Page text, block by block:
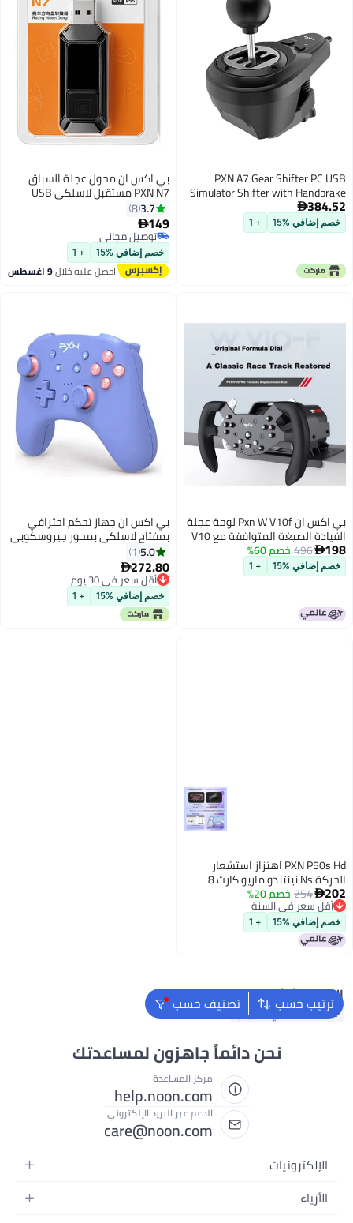
PXN A7 Gear Shifter PC USB
Simulator Shifter with Handbrake
Button and Shift Button for High
Low Gear Universal 61 Shifter
Includes DINUSB DINRJ11 DINDIN
Lite Racing Wheels for PC
384.52
خصم إضافي %15 + 1
بي اكس ان محول عجلة السباق
PXN N7 مستقبل لاسلكي USB
2 / V99 عجلة القيادة
3.7
8
149
توصيل مجاني
توصيل مجاني
خصم إضافي %15 + 1
احصل عليه خلال9 اغسطس
بي اكس ان Pxn W V10f لوحة عجلة
القيادة الصيغة المتوافقة مع V10
السيليكون لوحة
198
496خصم 60%
خصم إضافي %15 + 1
بي اكس ان جهاز تحكم احترافي
بمفتاح لاسلكي بمحور جيروسكوبي
5.0
1
272.80
أقل سعر في 30 يوم
أقل سعر في 30 يوم
خصم إضافي %15 + 1
PXN P50s Hd اهتزاز استشعار
الحركة Ns نينتندو ماريو كارت 8
ستيم أسود أسطورة وكونغ
سايبربانك ستار وردي
202
254 خصم 20%
أقل سعر في السنة
أقل سعر في السنة
خصم إضافي %15 + 1
ترتيب حسب تصنيف حسب البحث الشائع
عجلة القيادة بي اكس ان
نحن دائماً جاهزون لمساعدتك
مركز المساعدة
help.noon.com
الدعم عبر البريد الإلكتروني
care@noon.com
الإلكترونيات
الهواتف المتحركة
الأزياء